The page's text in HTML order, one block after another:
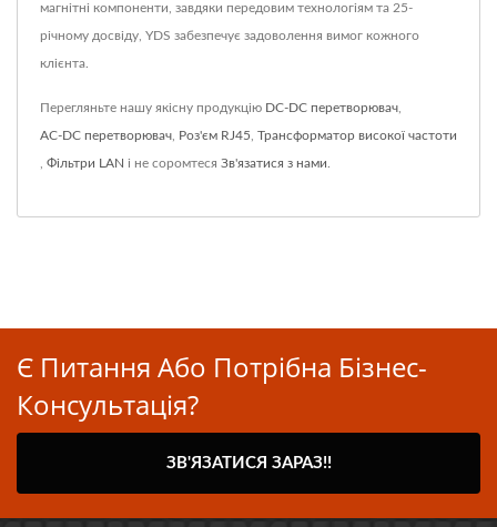
магнітні компоненти, завдяки передовим технологіям та 25-
річному досвіду, YDS забезпечує задоволення вимог кожного
клієнта.
Перегляньте нашу якісну продукцію DC-DC перетворювач
AC-DC перетворювач Роз'єм RJ45 Трансформатор високої частоти
Фільтри LAN і не соромтеся Зв'язатися з нами
Є Питання Або Потрібна Бізнес-
Консультація?
ЗВ'ЯЗАТИСЯ ЗАРАЗ!!